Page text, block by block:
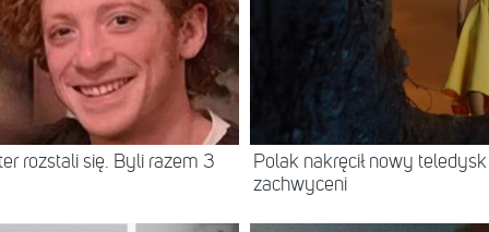
rozstali się. Byli razem 3
Polak nakręcił nowy
zachwyceni